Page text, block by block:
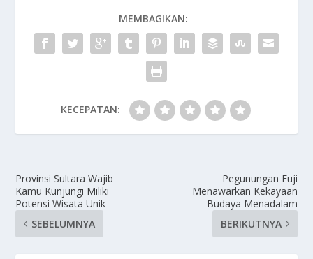
MEMBAGIKAN:
KECEPATAN:
Provinsi Sultara Wajib
Kamu Kunjungi Miliki
Potensi Wisata Unik
SEBELUMNYA
Pegunungan Fuji
Menawarkan Kekayaan
Budaya Menadalam
BERIKUTNYA